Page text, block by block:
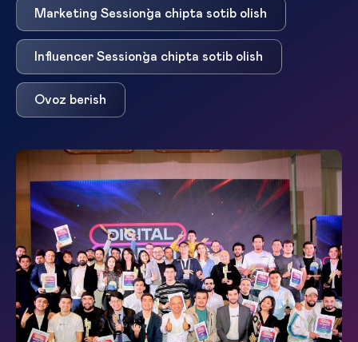
Marketing Session`ga chipta sotib olish
Influencer Session`ga chipta sotib olish
Ovoz berish